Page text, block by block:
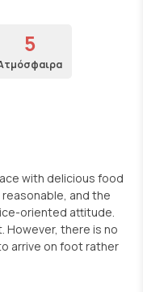
5
with delicious food
and the
oriented attitude.
However, there is no
arrive on foot rather